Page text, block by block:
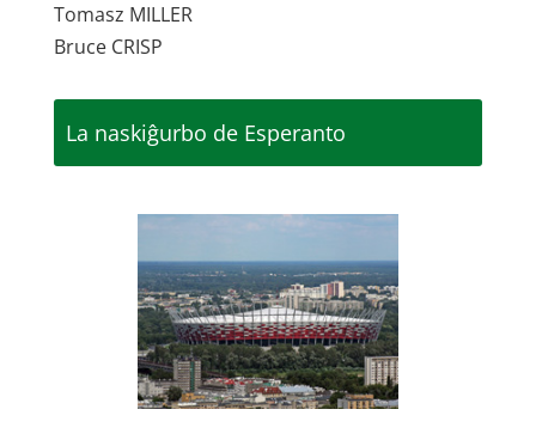
Tomasz MILLER
Bruce CRISP
La naskiĝurbo de Esperanto